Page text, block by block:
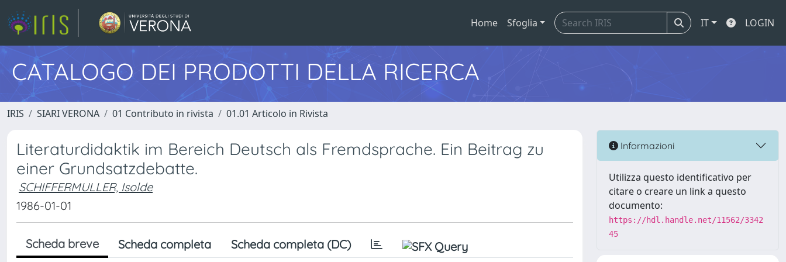
Home Sfoglia IT LOGIN
CATALOGO DEI PRODOTTI DELLA RICERCA
IRIS SIARI VERONA 01 Contributo in rivista 01.01 Articolo in Rivista
Literaturdidaktik im Bereich Deutsch als Fremdsprache. Ein Beitrag zu
einer Grundsatzdebatte.
SCHIFFERMULLER, Isolde
1986-01-01
Scheda breve Scheda completa Scheda completa (DC)
Informazioni
Utilizza questo identificativo per
citare o creare un link a questo
documento:
https://hdl.handle.net/11562/3342
45